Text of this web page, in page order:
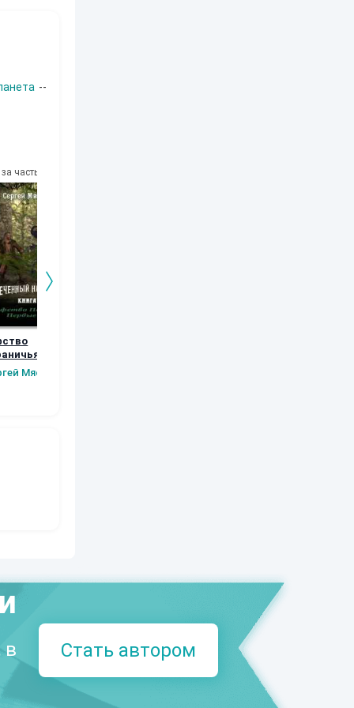
--
за часть
шаги.
2
Мясищев
в
Стать автором